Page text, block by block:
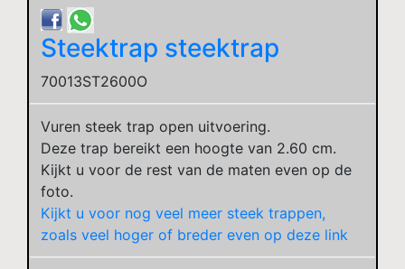
Steektrap steektrap
70013ST2600O
Vuren steek trap open uitvoering.
Deze trap bereikt een hoogte van 2.60 cm.
Kijkt u voor de rest van de maten even op de
foto.
Kijkt u voor nog veel meer steek trappen,
zoals veel hoger of breder even op deze link